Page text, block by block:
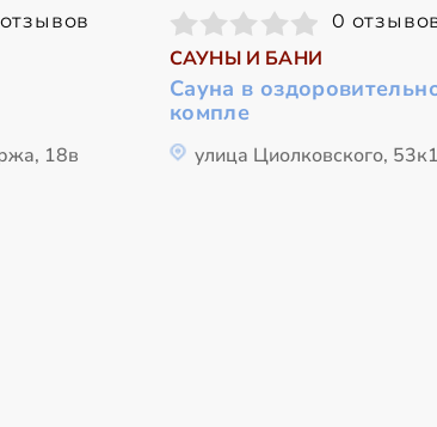
18в
0
САУНЫ И БАНИ
Сауна в
компле
улица Циолковского,